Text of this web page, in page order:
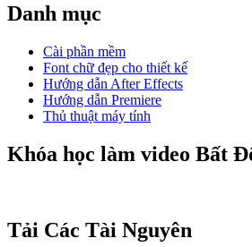
Danh mục
Cài phần mềm
Font chữ đẹp cho thiết kế
Hướng dẫn After Effects
Hướng dẫn Premiere
Thủ thuật máy tính
Khóa học làm video Bất
Tải Các Tài Nguyên